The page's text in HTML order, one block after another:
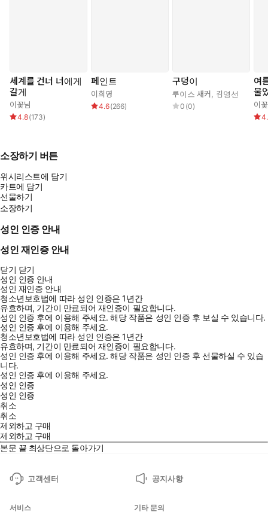
나아가 내향형 아이들을 지도해야 하는 부모와 선생님들을 위한 가
이드까지 수록, 내향형 아이들이 최고의 능력을 발휘할 수 있도록
입체적인 솔루션을 다루었다. ‘너는 왜 그렇게 조용하니?’라는 소리
를 듣곤 하는 청소년, 소극적인 아이가 걱정인 부모, 존재감 없는 학
추천의 글
위대한 생각은 고독에서 탄생한다. 창의성에 관한 심리학 연구에 따
르면, 혁신적인 아이디어는 자신의 내면으로 깊이 침잠해 들어가는
과 광장이 모두 필요하다는 얘기다. 이 책은 우리에게 조용한 사색
이 얼마나 절실한지, 내향성이 우리 사회에 얼마나 크게 기여해왔는
지, 소리 없이 역설한다. 특히 청소년기, 침묵하는 자아를 성찰하게
만드는 책이다.
_ 정재승 KAIST 바이오및뇌공학과 교수
세계를 건너 너에게
갈게
이꽃님
4.8(173)
페인트
이희영
4.6(266)
구덩이
루이스 새커, 김영선
0 (0)
여
물
이
소장하기 버튼
위시리스트에 담기
카트에 담기
선물하기
소장하기
성인 인증 안내
성인 재인증 안내
닫기 닫기
성인 인증 안내
성인 재인증 안내
청소년보호법에 따라 성인 인증은 1년간
유효하며, 기간이 만료되어 재인증이 필요합니다.
성인 인증 후에 이용해 주세요.해당 작품은 성인 인증 후 보실 수 있습니다.
성인 인증 후에 이용해 주세요.
청소년보호법에 따라 성인 인증은 1년간
유효하며, 기간이 만료되어 재인증이 필요합니다.
성인 인증 후에 이용해 주세요.해당 작품은 성인 인증 후 선물하실 수 있습
니다.
성인 인증 후에 이용해 주세요.
성인 인증
성인 인증
취소
취소
제외하고 구매
제외하고 구매
본문 끝 최상단으로 돌아가기
고객센터 공지사항
서비스
기타 문의